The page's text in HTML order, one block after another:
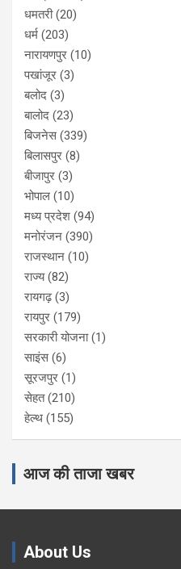
धमतरी(20)
धर्म (203)
नारायणपुर (10)
पखांजूर (3)
बलोद (3)
बालोद (23)
बिजनेस(339)
बिलासपुर (8)
बीजापुर (3)
भोपाल (10)
मध्य प्रदेश (94)
मनोरंजन (390)
राजस्थान (10)
राज्य(82)
रायगढ़(3)
रायपुर (179)
सरकारी योजना(1)
साइंस(6)
सूरजपुर (1)
सेहत(210)
हेल्थ (155)
आज की ताजा खबर
About Us